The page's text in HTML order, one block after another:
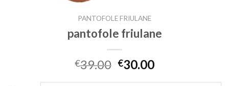
PANTOFOLE FRIULANE
pantofole friulane
€39.00 €30.00